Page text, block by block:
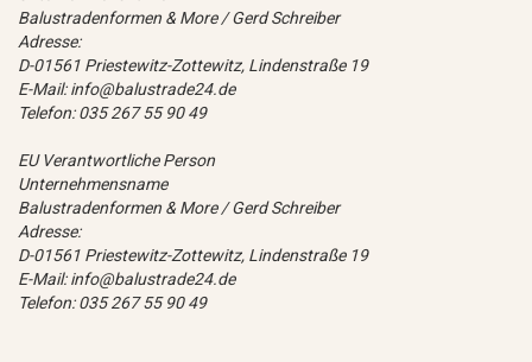
Balustradenformen & More / Gerd Schreiber
Adresse:
D-01561 Priestewitz-Zottewitz, Lindenstraße 19
E-Mail: info@balustrade24.de
Telefon: 035 267 55 90 49
EU Verantwortliche Person
Unternehmensname
Balustradenformen & More / Gerd Schreiber
Adresse:
D-01561 Priestewitz-Zottewitz, Lindenstraße 19
E-Mail: info@balustrade24.de
Telefon: 035 267 55 90 49